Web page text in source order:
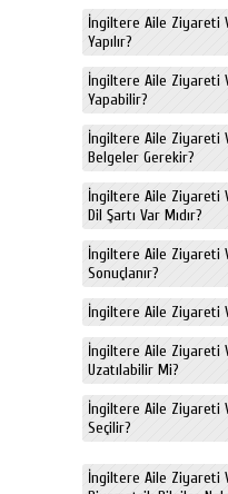
İngiltere Aile Ziyareti
Yapılır?
İngiltere Aile Ziyareti
Yapabilir?
İngiltere Aile Ziyareti
Belgeler Gerekir?
İngiltere Aile Ziyareti
Dil Şartı Var Mıdır?
İngiltere Aile Ziyareti
Sonuçlanır?
İngiltere Aile Ziyareti
İngiltere Aile Ziyareti
Uzatılabilir Mi?
İngiltere Aile Ziyareti
Seçilir?
İngiltere Aile Ziyareti